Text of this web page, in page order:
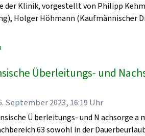
der Klinik, vorgestellt von Philipp
Holger Höhmann (Kaufmännischer
Überleitungs- und
September 2023, 16:19 Uhr
Ü berleitungs- und N achsorge
63 sowohl in der